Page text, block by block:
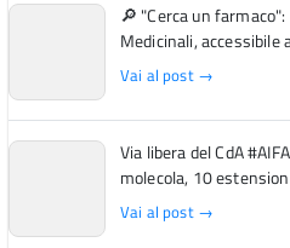
🔎 "Cerca un
Medicinali, accessibile
Vai al post →
Via libera del CdA
molecola, 10
Vai al post →